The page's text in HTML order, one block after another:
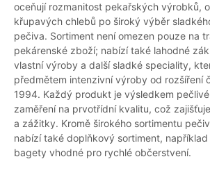
oceňují rozmanitost pekařských výrobků,
křupavých chlebů po široký výběr
pečiva. Sortiment není omezen pouze na
pekárenské zboží; nabízí také lahodné
vlastní výroby a další sladké speciality,
předmětem intenzivní výroby od rozšíření
1994. Každý produkt je výsledkem
zaměření na prvotřídní kvalitu, což
a zážitky. Kromě širokého sortimentu
nabízí také doplňkový sortiment, například
bagety vhodné pro rychlé občerstvení.